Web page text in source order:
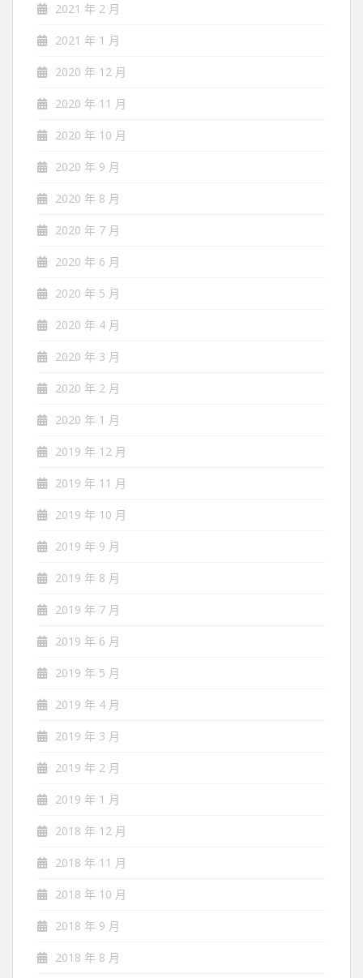
2021 年 2 月
2021 年 1 月
2020 年 12 月
2020 年 11 月
2020 年 10 月
2020 年 9 月
2020 年 8 月
2020 年 7 月
2020 年 6 月
2020 年 5 月
2020 年 4 月
2020 年 3 月
2020 年 2 月
2020 年 1 月
2019 年 12 月
2019 年 11 月
2019 年 10 月
2019 年 9 月
2019 年 8 月
2019 年 7 月
2019 年 6 月
2019 年 5 月
2019 年 4 月
2019 年 3 月
2019 年 2 月
2019 年 1 月
2018 年 12 月
2018 年 11 月
2018 年 10 月
2018 年 9 月
2018 年 8 月